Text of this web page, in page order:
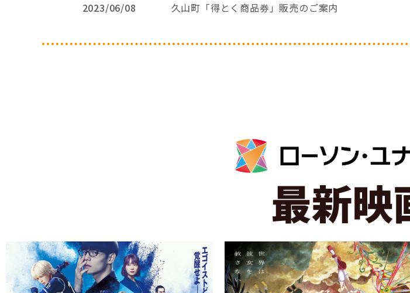
2023/06/08 久山町「得とく商品券」販売のご案内